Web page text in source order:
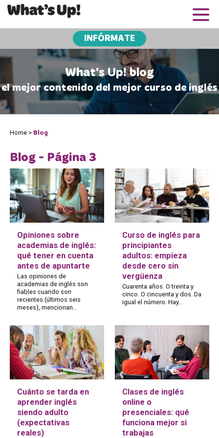
INFÓRMATE
What's Up! blog
el mejor contenido del mejor curso de inglés
Home > Blog
Blog - Página 3
Opiniones sobre
academias de inglés:
qué tener en cuenta
antes de apuntarte
Las opiniones de
academias de inglés son
fiables cuando son
recientes (últimos seis
meses), mencionan…
Curso de inglés para
principiantes
adultos: empieza
desde cero sin
vergüenza
Cuarenta años. O treinta y
cinco. O cincuenta y dos. Da
igual el número. Hay…
Cuánto se tarda en
aprender inglés
siendo adulto
(expectativas
reales)
Clases de inglés
online o
presenciales: qué
funciona mejor si
trabajas